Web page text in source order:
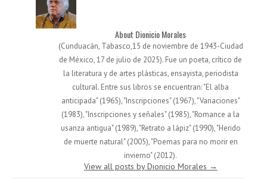
About Dionicio Morales
(Cunduacán, Tabasco,15 de noviembre de 1943-Ciudad
de México, 17 de julio de 2025). Fue un poeta, crítico de
la literatura y de artes plásticas, ensayista, periodista
cultural. Entre sus libros se encuentran: "El alba
anticipada" (1965), "Inscripciones" (1967), "Variaciones"
(1983), "Inscripciones y señales" (1985), "Romance a la
usanza antigua" (1989), "Retrato a lápiz" (1990), "Herido
de muerte natural" (2005), "Poemas para no morir en
invierno" (2012).
View all posts by Dionicio Morales →